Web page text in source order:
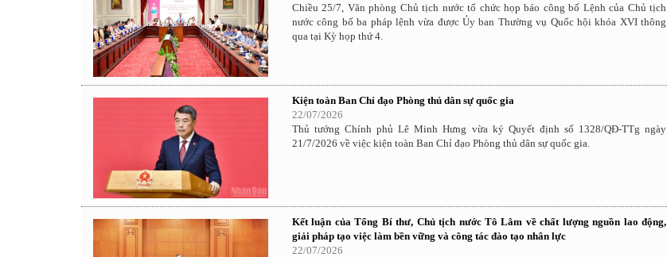
Chiều 25/7, Văn phòng Chủ tịch nước tổ chức họp báo công bố Lệnh của Chủ tịch
nước công bố ba pháp lệnh vừa được Ủy ban Thường vụ Quốc hội khóa XVI thông
qua tại Kỳ họp thứ 4.
Kiện toàn Ban Chỉ đạo Phòng thủ dân sự quốc gia
22/07/2026
Thủ tướng Chính phủ Lê Minh Hưng vừa ký Quyết định số 1328/QĐ-TTg ngày
21/7/2026 về việc kiện toàn Ban Chỉ đạo Phòng thủ dân sự quốc gia.
Kết luận của Tổng Bí thư, Chủ tịch nước Tô Lâm về chất lượng nguồn lao động,
giải pháp tạo việc làm bền vững và công tác đào tạo nhân lực
22/07/2026